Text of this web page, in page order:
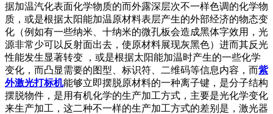
据加温汽化表面化学物质的而外露深层次不一样色调的化学物
质，或是根据太阳能加温原材料表层产生的外部经济的物态变
化（例如有一些纳米、十纳米的微孔板会造成黑体字效用，光
源非常少可以反射面出去，使原材料展现灰黑色）进而其反光
性能发生显著转变 ，或是根据太阳能加温时产生的一些化学
变化，而凸显需要的图型、标识符、二维码等信息内容，而紫
外激光打标机能够立即摆脱原材料的一种离子键，是分子结构
摆脱物件，是用有机化学的生产加工方式，主要是光化学变化
来生产加工，这二种不一样的生产加工方式的差别是，激光器